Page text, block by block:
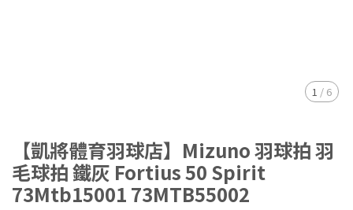
1 / 6
【凱將體育羽球店】Mizuno 羽球拍 羽
毛球拍 鐵灰 Fortius 50 Spirit
73Mtb15001 73MTB55002